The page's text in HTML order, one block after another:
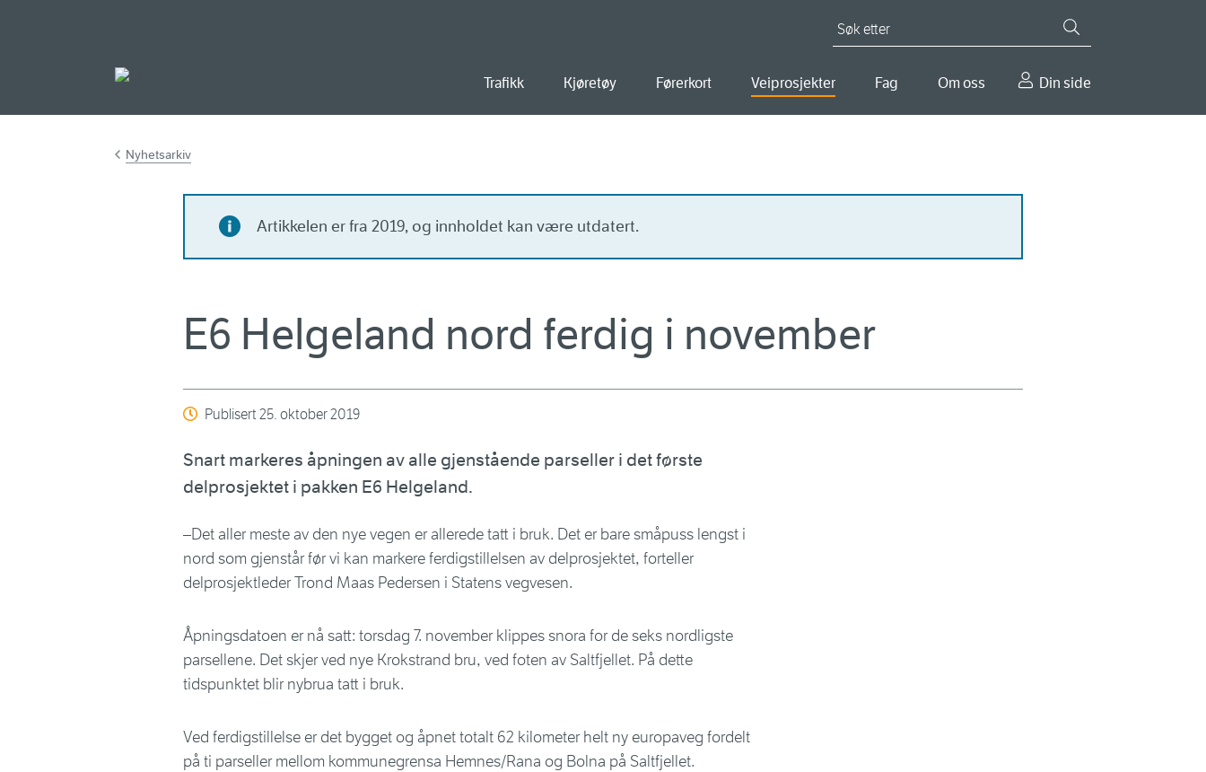
Trafikk Kjøretøy Førerkort Veiprosjekter Fag Om oss Din side
Nyhetsarkiv
Artikkelen er fra 2019, og innholdet kan være utdatert.
E6 Helgeland nord ferdig i november
Publisert25. oktober 2019
Snart markeres åpningen av alle gjenstående parseller i det første
delprosjektet i pakken E6 Helgeland.
–Det aller meste av den nye vegen er allerede tatt i bruk. Det er bare småpuss lengst i
nord som gjenstår før vi kan markere ferdigstillelsen av delprosjektet, forteller
delprosjektleder Trond Maas Pedersen i Statens vegvesen.
Åpningsdatoen er nå satt: torsdag 7. november klippes snora for de seks nordligste
parsellene. Det skjer ved nye Krokstrand bru, ved foten av Saltfjellet. På dette
tidspunktet blir nybrua tatt i bruk.
Ved ferdigstillelse er det bygget og åpnet totalt 62 kilometer helt ny europaveg fordelt
på ti parseller mellom kommunegrensa Hemnes/Rana og Bolna på Saltfjellet.